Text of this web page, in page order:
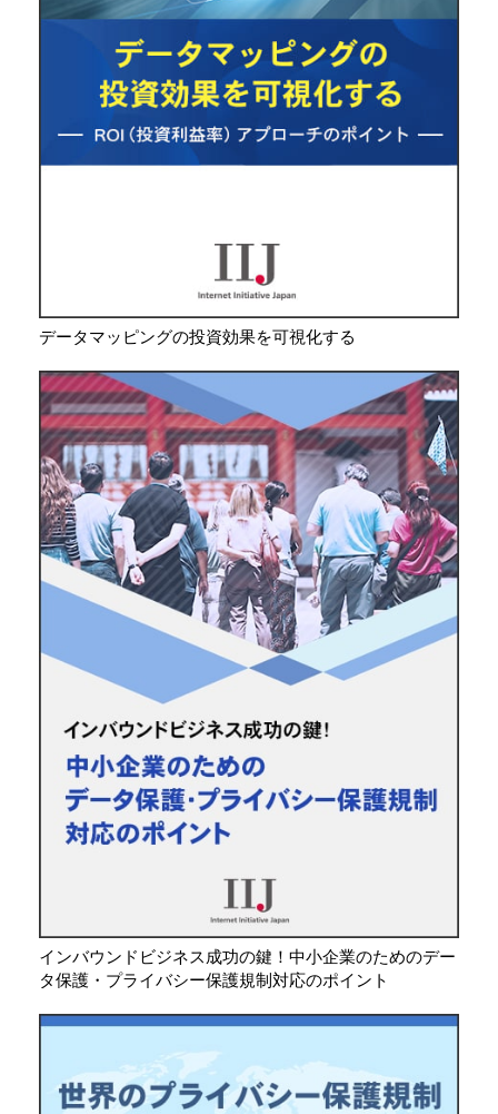
データマッピングの投資効果を可視化する
インバウンドビジネス成功の鍵！中小企業のためのデー
タ保護・プライバシー保護規制対応のポイント